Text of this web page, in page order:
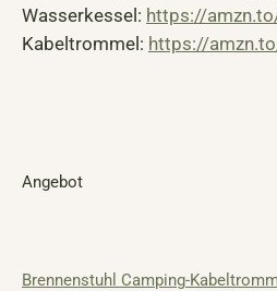
Wasserkessel: https://
Kabeltrommel: https://
Angebot
Brennenstuhl Camping-